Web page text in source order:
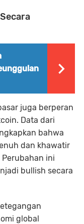
juga berperan
Data dari
bahwa
dan khawatir
ini
bullish secara
global